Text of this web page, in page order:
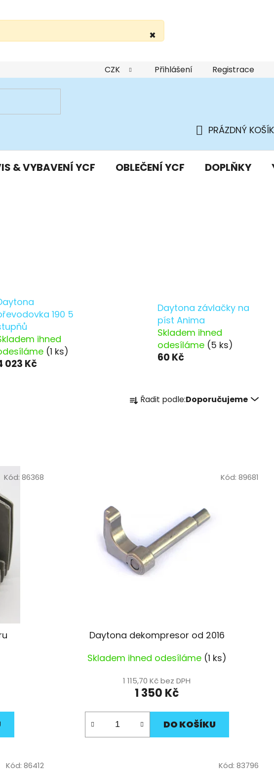
×
Podmínky ochrany osobních údajů
CZK Přihlášení Registrace
KOŠÍK
PRÁZDNÝ KOŠÍK
& VYBAVENÍ YCF OBLEČENÍ YCF DOPLŇKY
190 5
ihned
(1 ks)
023 Kč
Daytona závlačky na
píst Anima
Skladem ihned
odesíláme (5 ks)
60 Kč
a
t
ů
Řadit podle:Doporučujeme
Kód:86368
Daytona dekompresor od 2016
Skladem ihned odesíláme (1 ks)
1 115,70 Kč bez DPH
1 350 Kč
DO KOŠÍKU
Kód: 89681
Kód:86412 Kód: 83796